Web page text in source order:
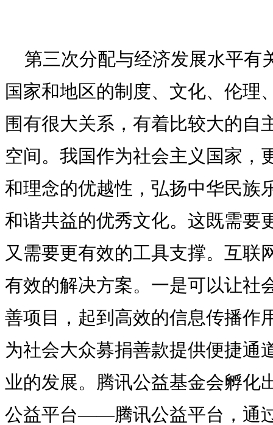
第三次分配与经济发展水平有
国家和地区的制度、文化、伦理
围有很大关系，有着比较大的自
空间。我国作为社会主义国家，
和理念的优越性，弘扬中华民族
和谐共益的优秀文化。这既需要
又需要更有效的工具支撑。互联
有效的解决方案。一是可以让社
善项目，起到高效的信息传播作
为社会大众募捐善款提供便捷通
业的发展。腾讯公益基金会孵化
公益平台——腾讯公益平台，通